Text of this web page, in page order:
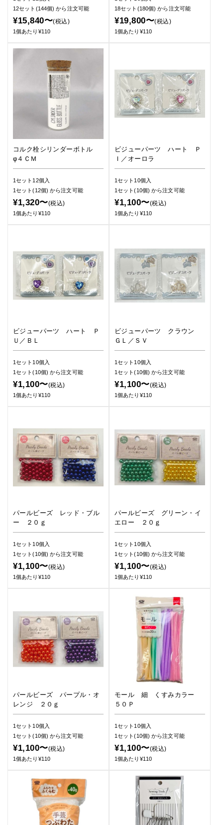
12セット(144個)から注文可能
¥15,840〜(税込)
1個あたり¥110
18セット(180個)から注文可能
¥19,800〜(税込)
1個あたり¥110
コルク栓シリンダーボトル
φ４ＣＭ
1セット12個入
1セット(12個)から注文可能
¥1,320〜(税込)
1個あたり¥110
ビジューパーツ ハート Ｐ
Ｉ／オーロラ
1セット10個入
1セット(10個)から注文可能
¥1,100〜(税込)
1個あたり¥110
ビジューパーツ ハート Ｐ
Ｕ／ＢＬ
1セット10個入
1セット(10個)から注文可能
¥1,100〜(税込)
1個あたり¥110
ビジューパーツ クラウン
ＧＬ／ＳＶ
1セット10個入
1セット(10個)から注文可能
¥1,100〜(税込)
1個あたり¥110
パールビーズ レッド・ブル
ー ２０ｇ
1セット10個入
1セット(10個)から注文可能
¥1,100〜(税込)
1個あたり¥110
パールビーズ グリーン・イ
エロー ２０ｇ
1セット10個入
1セット(10個)から注文可能
¥1,100〜(税込)
1個あたり¥110
パールビーズ パープル・オ
レンジ ２０ｇ
1セット10個入
1セット(10個)から注文可能
¥1,100〜(税込)
1個あたり¥110
モール 細 くすみカラー
５０Ｐ
1セット10個入
1セット(10個)から注文可能
¥1,100〜(税込)
1個あたり¥110